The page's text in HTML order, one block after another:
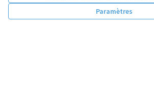
Paramètres